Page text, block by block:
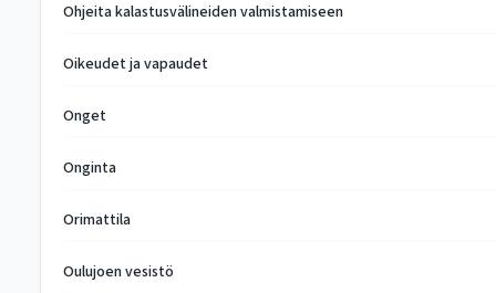
Ohjeita kalastusvälineiden valmistamiseen
Oikeudet ja vapaudet
Onget
Onginta
Orimattila
Oulujoen vesistö